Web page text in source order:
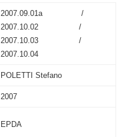
2007.09.01a /
2007.10.02 /
2007.10.03 /
2007.10.04
POLETTI Stefano
2007
EPDA